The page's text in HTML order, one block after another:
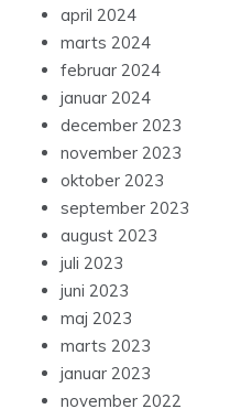
april 2024
marts 2024
februar 2024
januar 2024
december 2023
november 2023
oktober 2023
september 2023
august 2023
juli 2023
juni 2023
maj 2023
marts 2023
januar 2023
november 2022